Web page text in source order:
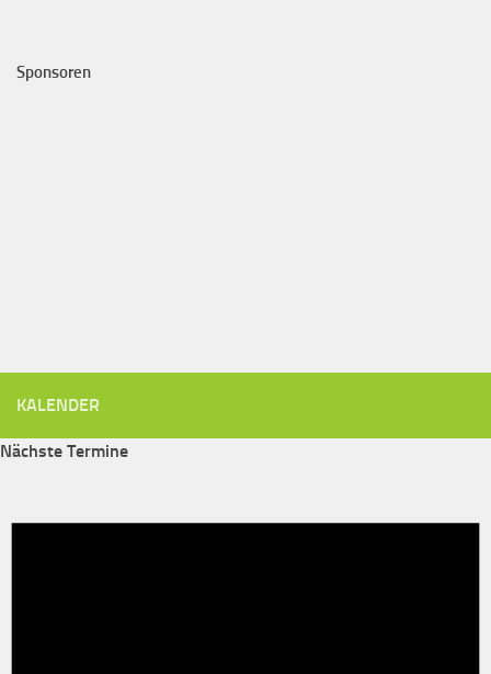
Sponsoren
KALENDER
Nächste Termine